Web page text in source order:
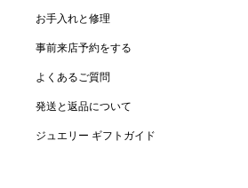
お手入れと修理
事前来店予約をする
よくあるご質問
発送と返品について
ジュエリー ギフトガイド